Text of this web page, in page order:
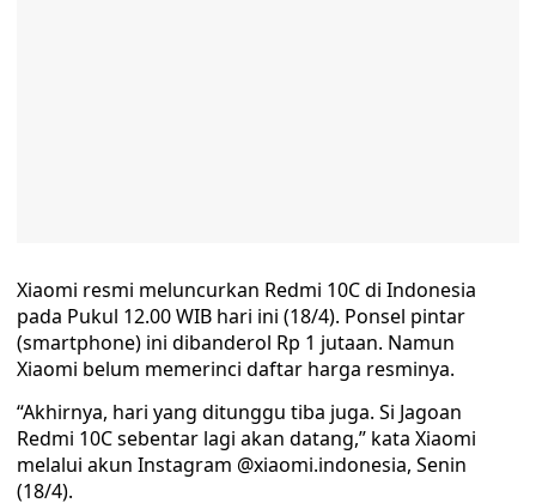
Xiaomi resmi meluncurkan Redmi 10C di Indonesia
pada Pukul 12.00 WIB hari ini (18/4). Ponsel pintar
(smartphone) ini dibanderol Rp 1 jutaan. Namun
Xiaomi belum memerinci daftar harga resminya.
“Akhirnya, hari yang ditunggu tiba juga. Si Jagoan
Redmi 10C sebentar lagi akan datang,” kata Xiaomi
melalui akun Instagram @xiaomi.indonesia, Senin
(18/4).